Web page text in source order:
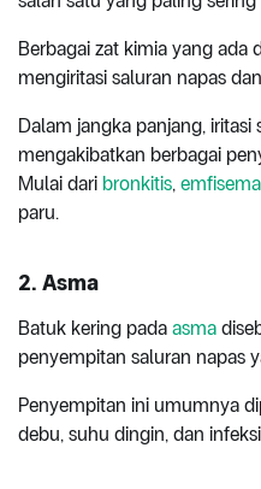
Berbagai zat kimia yang ada
mengiritasi saluran napas
Dalam jangka panjang, iritasi
mengakibatkan berbagai
Mulai dari bronkitis, emfisema
paru.
2. Asma
Batuk kering pada asma
penyempitan saluran napas
Penyempitan ini umumnya
debu, suhu dingin, dan